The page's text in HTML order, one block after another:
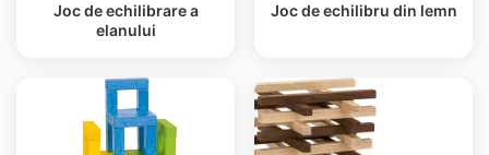
Joc de echilibrare a
elanului
Joc de echilibru din lemn